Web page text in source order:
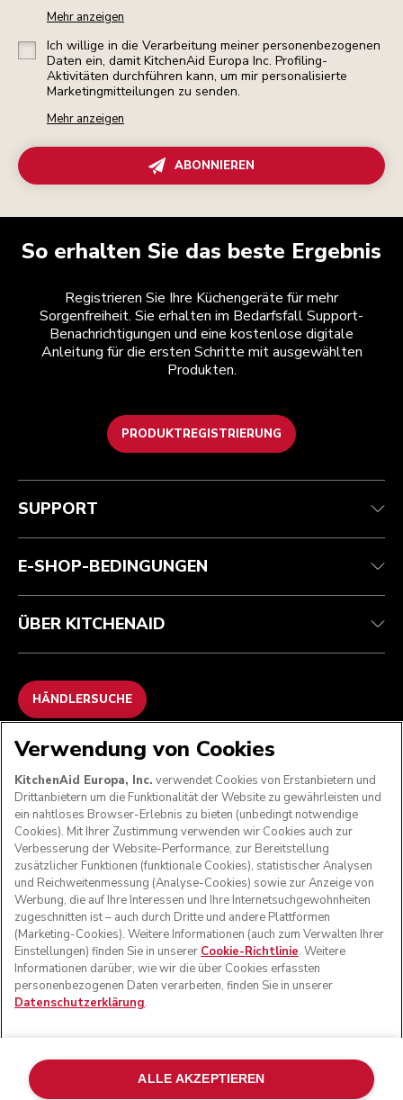
Mehr anzeigen
Ich willige in die Verarbeitung meiner personenbezogenen
Daten ein, damit KitchenAid Europa Inc. Profiling-
Aktivitäten durchführen kann, um mir personalisierte
Marketingmitteilungen zu senden.
Mehr anzeigen
ABONNIEREN
So erhalten Sie das beste Ergebnis
Registrieren Sie Ihre Küchengeräte für mehr
Sorgenfreiheit. Sie erhalten im Bedarfsfall Support-
Benachrichtigungen und eine kostenlose digitale
Anleitung für die ersten Schritte mit ausgewählten
Produkten.
PRODUKTREGISTRIERUNG
Health Check
Verfolgen Sie Ihre Bestellung
Häufig gestellte fragen
Teilnahmebedingungen
Rückgaben und Erstattungen
ODR
Die Marke
Händlersuche
SUPPORT
E-SHOP-BEDINGUNGEN
ÜBER KITCHENAID
HÄNDLERSUCHE
WIR AKZEPTIEREN
FOLGEN SIE UNS
und das Design der Küchenmaschine sind eingetragene
Marken in den USA und in anderen Ländern.
Verwendung von Cookies
KitchenAid Europa, Inc. verwendet Cookies von Erstanbietern und
Drittanbietern um die Funktionalität der Website zu gewährleisten und
ein nahtloses Browser-Erlebnis zu bieten (unbedingt notwendige
Cookies). Mit Ihrer Zustimmung verwenden wir Cookies auch zur
Verbesserung der Website-Performance, zur Bereitstellung
zusätzlicher Funktionen (funktionale Cookies), statistischer Analysen
und Reichweitenmessung (Analyse-Cookies) sowie zur Anzeige von
Werbung, die auf Ihre Interessen und Ihre Internetsuchgewohnheiten
zugeschnitten ist – auch durch Dritte und andere Plattformen
(Marketing-Cookies). Weitere Informationen (auch zum Verwalten Ihrer
Einstellungen) finden Sie in unserer Cookie-Richtlinie. Weitere
Informationen darüber, wie wir die über Cookies erfassten
personenbezogenen Daten verarbeiten, finden Sie in unserer
Datenschutzerklärung.
ALLE AKZEPTIEREN